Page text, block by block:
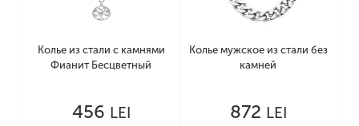
Колье из стали с камнями
Фианит Бесцветный
456 LEI
Колье мужское из стали без
камней
872 LEI